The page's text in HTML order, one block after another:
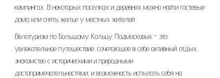
кемпингах. В некоторых поселках и деревнях можно найти гостевые
дома или снять жилье у местных жителей.
Велотуризм по Большому Кольцу Подмосковья – это
увлекательное путешествие, сочетающее в себе активный отдых,
знакомство с историческими и природными
достопримечательностями, и возможность испытать себя на